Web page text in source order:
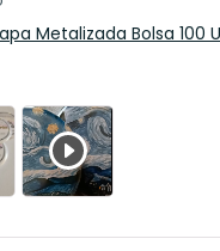
Metalizada Bolsa 100